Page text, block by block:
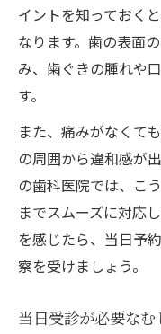
イントを知っておく
なります。歯の表面
み、歯ぐきの腫れや
す。
また、痛みがなくて
の周囲から違和感が
の歯科医院では、こ
までスムーズに対応
を感じたら、当日予
察を受けましょう。
当日受診が必要な